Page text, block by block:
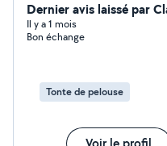
Dernier avis laissé par
Il y a 1 mois
Bon échange
Tonte de pelouse